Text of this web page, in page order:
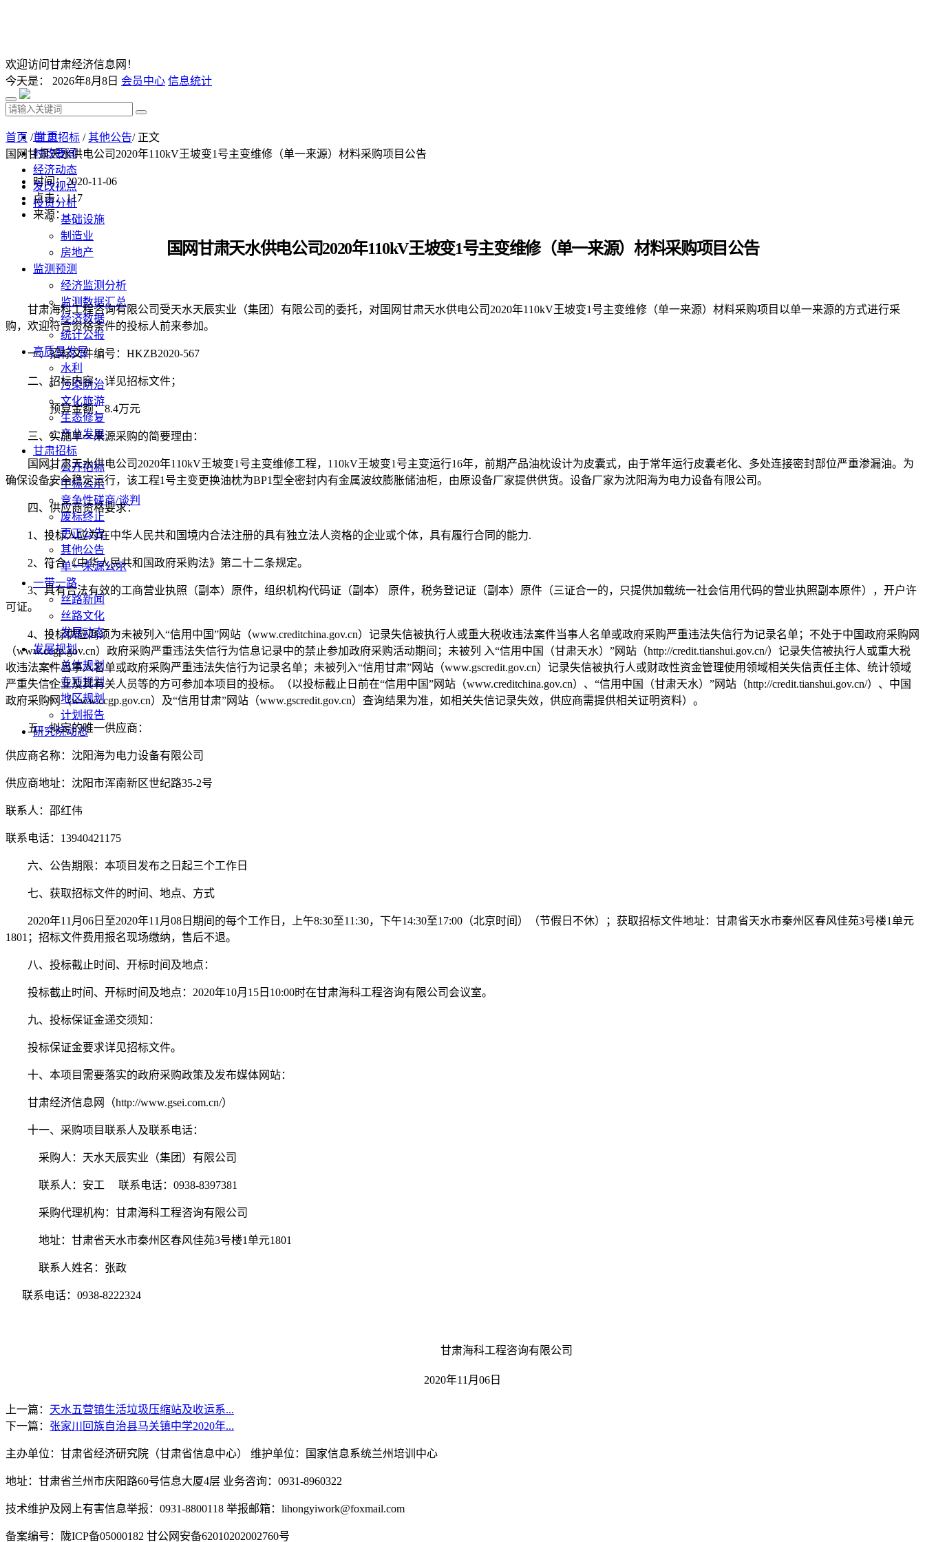
欢迎访问甘肃经济信息网！
今天是： 2026年8月8日 会员中心 信息统计
首 页
时政要闻
经济动态
发改视点
投资分析
基础设施
制造业
房地产
监测预测
经济监测分析
监测数据汇总
经济数据
统计公报
高质量发展
水利
污染防治
文化旅游
生态修复
产业发展
甘肃招标
公开招标
中标公示
竞争性磋商/谈判
废标终止
更正公告
其他公告
单一来源公示
一带一路
丝路新闻
丝路文化
发展动态
发展规划
总体规划
专项规划
地区规划
计划报告
研究院动态
首页 /甘肃招标 /其他公告/ 正文
国网甘肃天水供电公司2020年110kV王坡变1号主变维修（单一来源）材料采购项目公告
时间：2020-11-06
点击：117
来源：
国网甘肃天水供电公司2020年110kV王坡变1号主变维修（单一来源）材料采购项目公告
甘肃海科工程咨询有限公司 受天水天辰实业（集团）有限公司的委托，对国网甘肃天水供电公司 2020年110kV王坡变1号主变维修（单一来源）材料采购项目 以单一来源的方式进行采
购，欢迎符合资格条件的投标人前来参加。
一、招标文件编号 ： HKZB2020-567
二、 招标内容：详见招标文件；
预算金额：8.4万元
三、实施单一来源采购的简要理由：
国网甘肃天水供电公司 2020年110kV王坡变1号主变维修工程，110kV王坡变1号主变运行16年，前期产品油枕设计为皮囊式，由于常年运行皮囊老化、多处连接密封部位严重渗漏油。为
确保设备安全稳定运行，该工程1号主变更换油枕为BP1型全密封内有金属波纹膨胀储油柜，由原设备厂家提供供货。设备厂家为沈阳海为电力设备有限公司。
四、 供应商资格要求：
1、投标人应为在中华人民共和国境内合法注册的具有独立法人资格的企业或个体，具有履行合同的能力.
2、符合《中华人民共和国政府采购法》第二十二条规定。
3、具有合法有效的工商营业执照（副本）原件，组织机构代码证（副本） 原件，税务登记证（副本）原件（三证合一的，只提供加载统一社会信用代码的营业执照副本原件）
，开户许
可证。
4、投标供应商须为未被列入“信用中国”网站（www.creditchina.gov.cn）记录失信被执行人或重大税收违法案件当事人名单或政府采购严重违法失信行为记录名单；不处于中国政府采购网
（www.ccgp.gov.cn）政府采购严重违法失信行为信息记录中的禁止参加政府采购活动期间；未被列 入“信用中国（甘肃天水）”网站（http://credit.tianshui.gov.cn/）记录失信被执行人或重大税
收违法案件当事人名单或政府采购严重违法失信行为记录名单；未被列入“信用甘肃”网站（www.gscredit.gov.cn）记录失信被执行人或财政性资金管理使用领域相关失信责任主体、统计领域
严重失信企业及其有关人员等的方可参加本项目的投标。（以投标截止日前在“信用中国”网站（www.creditchina.gov.cn）、“信用中国（甘肃天水）”网站（http://credit.tianshui.gov.cn/）、中国
政府采购网（www.ccgp.gov.cn）及“信用甘肃”网站（www.gscredit.gov.cn）查询结果为准，如相关失信记录失效，供应商需提供相关证明资料）。
五、拟定的唯一供应商：
供应商名称： 沈阳海为电力设备有限公司
供应商地址：沈阳市浑南新区世纪路35-2号
联系人：邵红伟
联系电话： 13940421175
六、公告期限：本项目发布之日起三个工作日
七、获取招标文件的时间、地点、方式
2020年11 月 06 日至2020年11 月 08 日期间的每个工作日，上午8:30至11:30，下午14:30至17:00（北京时间）（节假日不休）；获取招标文件地址：甘肃省天水市秦州区春风佳苑3号楼1单元
1801；招标文件费用报名现场缴纳，售后不退。
八、投标截止时间、开标时间及地点：
投标截止时间、开标时间及地点： 2020年10月15日10:00时在甘肃海科工程咨询有限公司 会议室。
九、 投标保证金递交须知：
投标保证金要求详见招标文件。
十、 本项目需要落实的政府采购政策及发布媒体网站：
甘肃经济信息网（http://www.gsei.com.cn/）
十一、采购项目联系人及联系电话：
采购人：天水天辰实业（集团）有限公司
联系人： 安工 联系电话： 0938-8397381
采购代理机构： 甘肃海科工程咨询有限公司
地址： 甘肃省天水市秦州区春风佳苑3号楼1单元1801
联系人姓名： 张政
联系电话： 0938-8222324
甘肃海科工程咨询有限公司
2020年11 月 06 日
上一篇： 天水五营镇生活垃圾压缩站及收运系...
下一篇： 张家川回族自治县马关镇中学2020年...
主办单位：甘肃省经济研究院（甘肃省信息中心） 维护单位：国家信息系统兰州培训中心
地址：甘肃省兰州市庆阳路60号信息大厦4层 业务咨询：0931-8960322
技术维护及网上有害信息举报：0931-8800118 举报邮箱：lihongyiwork@foxmail.com
备案编号：陇ICP备05000182 甘公网安备62010202002760号